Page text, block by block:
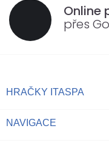
Online
přes
HRAČKY ITASPA
NAVIGACE